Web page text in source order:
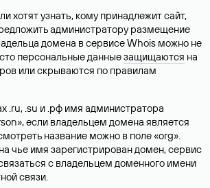
хотят узнать, кому принадлежит сайт,
администратору размещение
домена в сервисе Whois можно не
персональные данныезащищаются на
или скрываются по правилам
.ru, .su и .рф имя администратора
если владельцем домена является
название можно в поле «org».
чье имя зарегистрирован домен, сервис
с владельцем доменного имени
связи.